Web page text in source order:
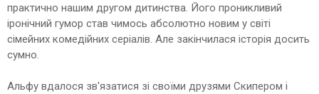
практично нашим другом дитинства. Його проникливий
іронічний гумор став чимось абсолютно новим у світі
сімейних комедійних серіалів. Але закінчилася історія досить
сумно.
Альфу вдалося зв'язатися зі своїми друзями Скипером і